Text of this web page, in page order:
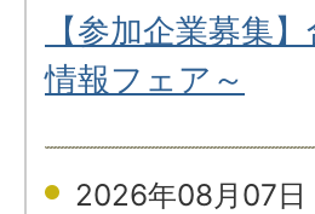
【参加企業募集
情報フェア～
2026年08月07日